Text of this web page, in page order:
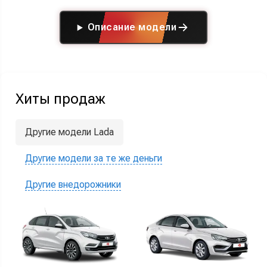
Описание модели
Хиты продаж
Другие модели Lada
Другие модели за те же деньги
Другие внедорожники